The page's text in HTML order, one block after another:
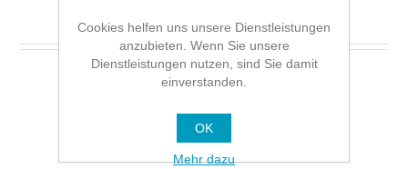
Angebot
Cookies helfen uns unsere Dienstleistungen
anzubieten. Wenn Sie unsere
Dienstleistungen nutzen, sind Sie damit
einverstanden.
OK
Mehr dazu